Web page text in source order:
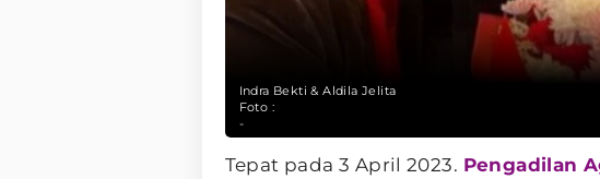
Indra Bekti & Aldila Jelita
Foto :
-
Tepat pada 3 April 2023. Pengadilan